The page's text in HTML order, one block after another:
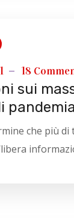
18
sui
pandemia
che più